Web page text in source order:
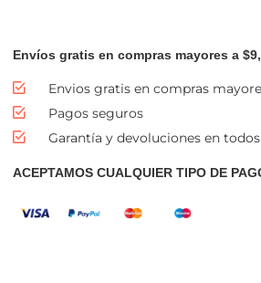
Envíos gratis en compras mayores a
Envios gratis en compras
Pagos seguros
Garantía y devoluciones en
ACEPTAMOS CUALQUIER TIPO DE